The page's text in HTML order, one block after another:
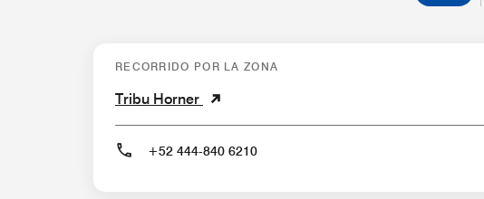
RECORRIDO POR LA ZONA
Tribu Horner
+52 444-840 6210